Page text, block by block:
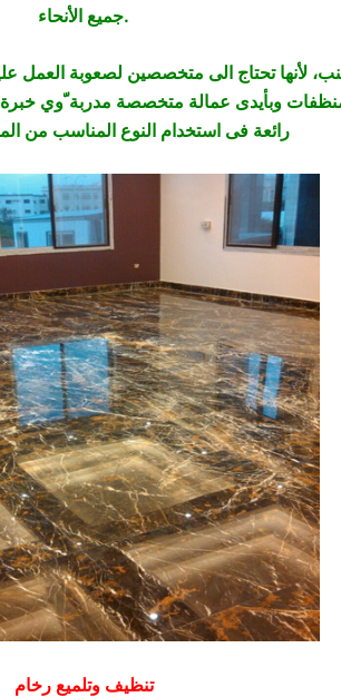
جميع الأنحاء.
لأنها تحتاج الى متخصصين لصعوبة العمل
وبأيدى عمالة متخصصة مدربة ّوي خبرة
رائعة فى استخدام النوع المناسب من
تنظيف وتلميع رخام